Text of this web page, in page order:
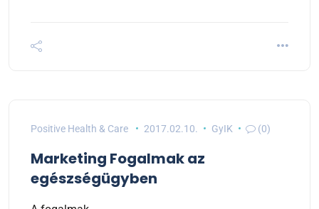
Positive Health & Care 2017.02.10. GyIK (0)
Marketing Fogalmak az
egészségügyben